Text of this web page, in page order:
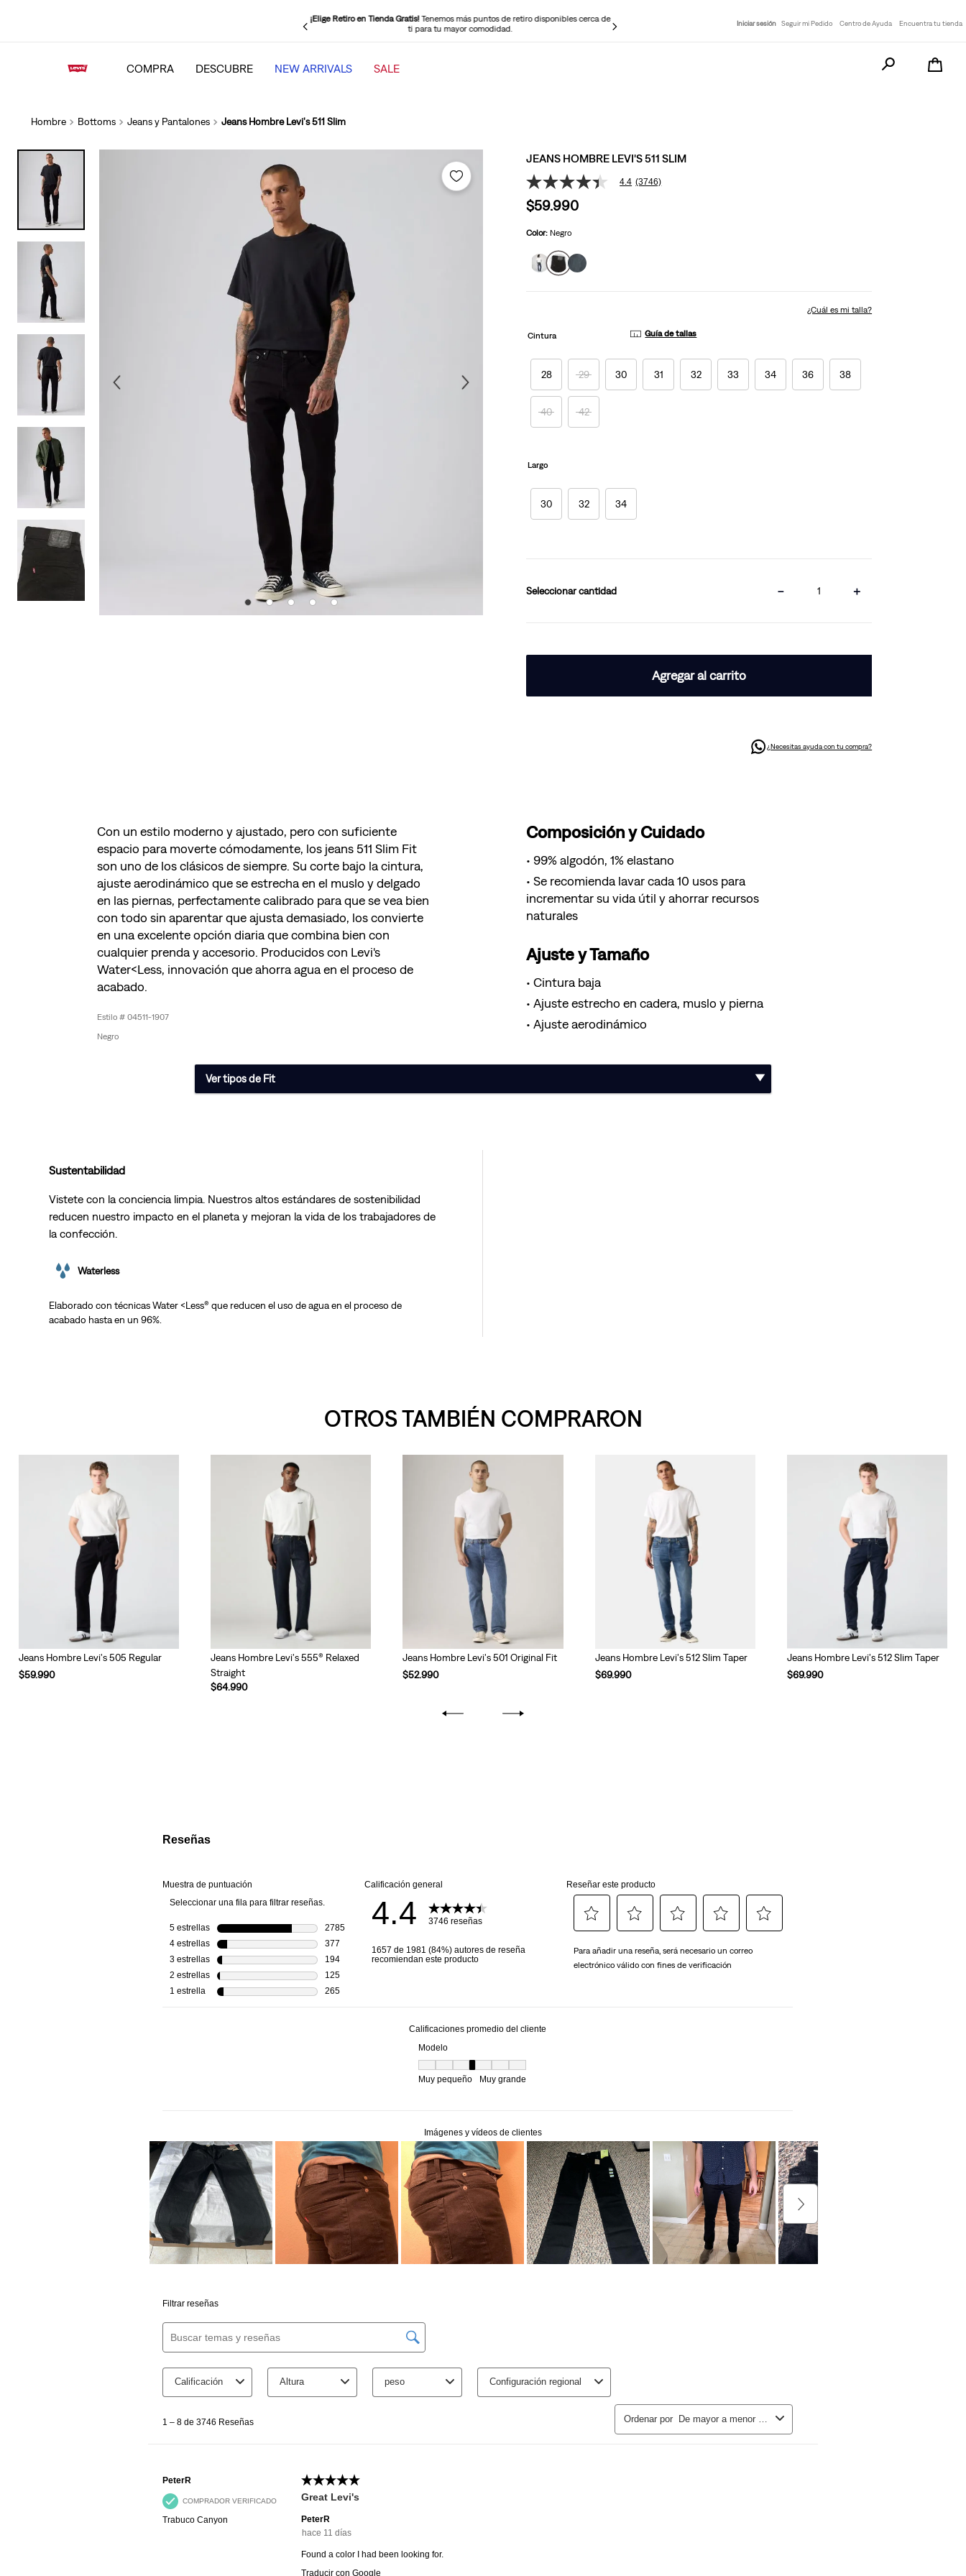
¡Elige Retiro en Tienda Gratis!Tenemos más puntos de retiro disponibles cerca de
ti para tu mayor comodidad.
Iniciar sesión Seguir mi Pedido Centro de Ayuda Encuentra tu tienda
COMPRA DESCUBRE NEW ARRIVALS SALE
Busca tu producto
Hombre Bottoms Jeans y Pantalones Jeans Hombre Levi's 511 Slim
JEANS HOMBRE LEVI'S 511 SLIM
4.4
de
5
valor
de
valoración.
la
página.
4.4 (3746)
$59.990
Color: Negro
¿Cuál es mi talla?
Guía de tallas
Cintura
28 29 30 31 32 33 34 36 38
40 42
Largo
30 32 34
cantidad ＋
－
Agregar al carrito
¿Necesitas ayuda con tu compra?
Con un estilo moderno y ajustado, pero con suficiente
espacio para moverte cómodamente, los jeans 511 Slim Fit
son uno de los clásicos de siempre. Su corte bajo la cintura,
ajuste aerodinámico que se estrecha en el muslo y delgado
en las piernas, perfectamente calibrado para que se vea bien
con todo sin aparentar que ajusta demasiado, los convierte
en una excelente opción diaria que combina bien con
cualquier prenda y accesorio. Producidos con Levi's
Water<Less, innovación que ahorra agua en el proceso de
acabado.
04511-1907
Negro
Composición y Cuidado
99% algodón, 1% elastano
Se recomienda lavar cada 10 usos para
incrementar su vida útil y ahorrar recursos
naturales
Ajuste y Tamaño
Cintura baja
Ajuste estrecho en cadera, muslo y pierna
Ajuste aerodinámico
Ver tipos de Fit
Sustentabilidad
Vistete con la conciencia limpia. Nuestros altos estándares de sostenibilidad
reducen nuestro impacto en el planeta y mejoran la vida de los trabajadores de
la confección.
Waterless
Elaborado con técnicas Water <Less® que reducen el uso de agua en el proceso de
acabado hasta en un 96%.
OTROS TAMBIÉN COMPRARON
Jeans Hombre Levi's 505 Regular
$59.990
Jeans Hombre Levi's 555® Relaxed
Straight
$64.990
Jeans Hombre Levi's 501 Original Fit
$52.990
Jeans Hombre Levi's 512 Slim Taper
$69.990
Jeans Hombre Levi's 512 Slim Taper
$69.990
jeans mujer
511 hombre